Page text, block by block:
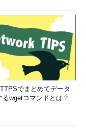
でまとめてデータ
るwgetコマンドとは？